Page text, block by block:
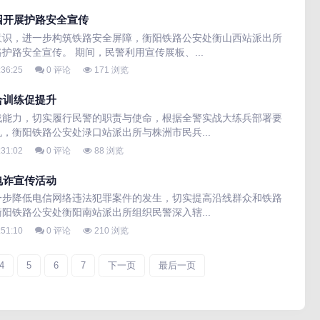
展护路安全宣传
，进一步构筑铁路安全屏障，衡阳铁路公安处衡山西站派出所
路安全宣传。 期间，民警利用宣传展板、...
0 评论 171 浏览
练促提升
力，切实履行民警的职责与使命，根据全警实战大练兵部署要
衡阳铁路公安处渌口站派出所与株洲市民兵...
0 评论 88 浏览
宣传活动
降低电信网络违法犯罪案件的发生，切实提高沿线群众和铁路
铁路公安处衡阳南站派出所组织民警深入辖...
0 评论 210 浏览
5 6 7 下一页 最后一页